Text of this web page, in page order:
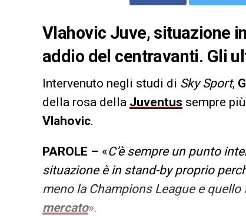
Vlahovic Juve, situazione
addio del centravanti. Gli
Intervenuto negli studi di Sky Sport,
della rosa della Juventus sempre
Vlahovic.
PAROLE – «C’è sempre un punto
situazione è in stand-by proprio
meno la Champions League e
mercato».